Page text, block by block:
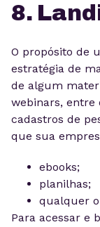
8.
O propósito de
estratégia de
de algum
webinars, entre
cadastros de
que sua
ebooks;
planilhas;
qualquer
Para acessar e